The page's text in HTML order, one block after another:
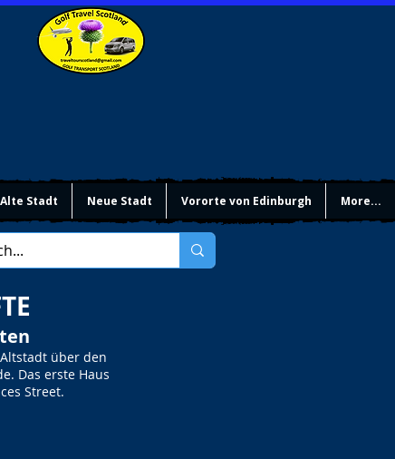
Alte Stadt Neue Stadt Vororte von Edinburgh More...
über den
Das erste Haus
Street.